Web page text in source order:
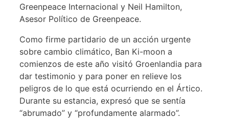
Greenpeace Internacional y Neil Hamilton,
Asesor Político de Greenpeace.
Como firme partidario de un acción urgente
sobre cambio climático, Ban Ki-moon a
comienzos de este año visitó Groenlandia para
dar testimonio y para poner en relieve los
peligros de lo que está ocurriendo en el Ártico.
Durante su estancia, expresó que se sentía
“abrumado” y “profundamente alarmado”.